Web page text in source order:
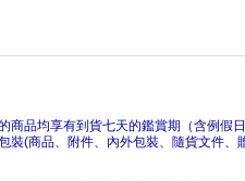
商品均享有到貨七天的鑑賞期（含例假
(商品、附件、內外包裝、隨貨文件、